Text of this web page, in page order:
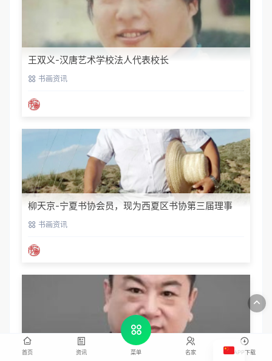
王双义-汉唐艺术学校法人代表校长
书画资讯
柳天京-宁夏书协会员，现为西夏区书协第三届理事
书画资讯
郭金栋-中国商业文化研究会副会长兼理事长
首页 资讯 菜单 名家 APP下载